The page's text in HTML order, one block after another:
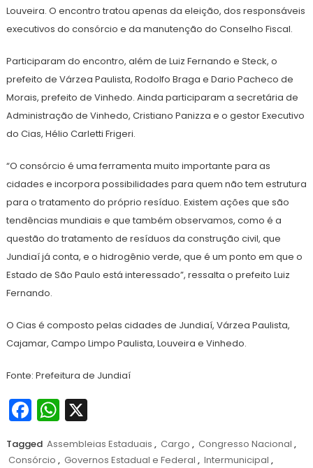
Louveira. O encontro tratou apenas da eleição, dos responsáveis
executivos do consórcio e da manutenção do Conselho Fiscal.
Participaram do encontro, além de Luiz Fernando e Steck, o
prefeito de Várzea Paulista, Rodolfo Braga e Dario Pacheco de
Morais, prefeito de Vinhedo. Ainda participaram a secretária de
Administração de Vinhedo, Cristiano Panizza e o gestor Executivo
do Cias, Hélio Carletti Frigeri.
“O consórcio é uma ferramenta muito importante para as
cidades e incorpora possibilidades para quem não tem estrutura
para o tratamento do próprio resíduo. Existem ações que são
tendências mundiais e que também observamos, como é a
questão do tratamento de resíduos da construção civil, que
Jundiaí já conta, e o hidrogênio verde, que é um ponto em que o
Estado de São Paulo está interessado”, ressalta o prefeito Luiz
Fernando.
O Cias é composto pelas cidades de Jundiaí, Várzea Paulista,
Cajamar, Campo Limpo Paulista, Louveira e Vinhedo.
Fonte: Prefeitura de Jundiaí
Facebook
WhatsApp
X
Tagged Assembleias Estaduais , Cargo , Congresso Nacional ,
Consórcio , Governos Estadual e Federal , Intermunicipal ,